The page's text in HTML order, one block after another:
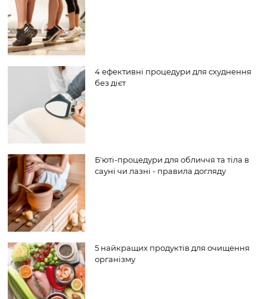
4 ефективні процедури для схуднення
без дієт
Б'юті-процедури для обличчя та тіла в
сауні чи лазні - правила догляду
5 найкращих продуктів для очищення
організму